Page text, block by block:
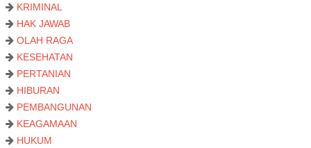
KRIMINAL
HAK JAWAB
OLAH RAGA
KESEHATAN
PERTANIAN
HIBURAN
PEMBANGUNAN
KEAGAMAAN
HUKUM